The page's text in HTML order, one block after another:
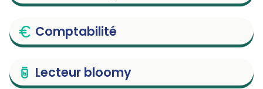
Comptabilité
Lecteur bloomy